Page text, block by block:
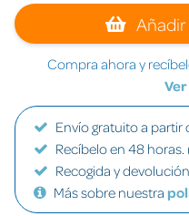
Añadir
Compra ahora y
Envío gratuito a partir
Recíbelo en 48
Recogida y
Más sobre nuestra